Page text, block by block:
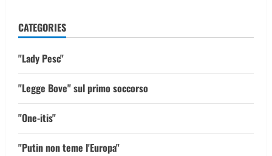
CATEGORIES
"Lady Pesc"
"Legge Bove" sul primo soccorso
"One-itis"
"Putin non teme l'Europa"